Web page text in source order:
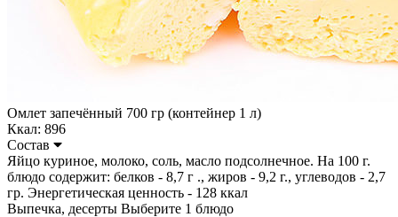
Омлет запечённый 700 гр (контейнер 1 л)
Ккал: 896
Состав
Яйцо куриное, молоко, соль, масло подсолнечное. На 100 г.
блюдо содержит: белков - 8,7 г ., жиров - 9,2 г., углеводов - 2,7
гр. Энергетическая ценность - 128 ккал
Выпечка, десерты Выберите 1 блюдо